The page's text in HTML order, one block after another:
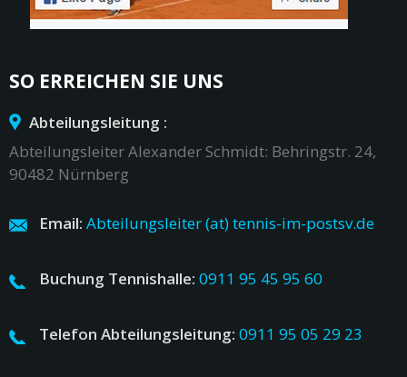
SO ERREICHEN SIE UNS
Abteilungsleitung :
Abteilungsleiter Alexander Schmidt: Behringstr. 24,
90482 Nürnberg
Email: Abteilungsleiter (at) tennis-im-postsv.de
Buchung Tennishalle: 0911 95 45 95 60
Telefon Abteilungsleitung: 0911 95 05 29 23